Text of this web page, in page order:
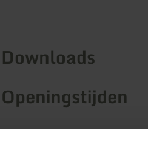
Downloads
Openingstijden